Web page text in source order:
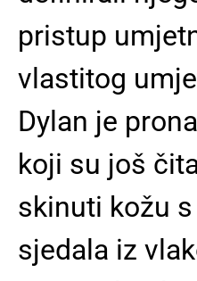
pristup
vlastitog
Dylan je
koji su još
skinuti kožu
sjedala iz